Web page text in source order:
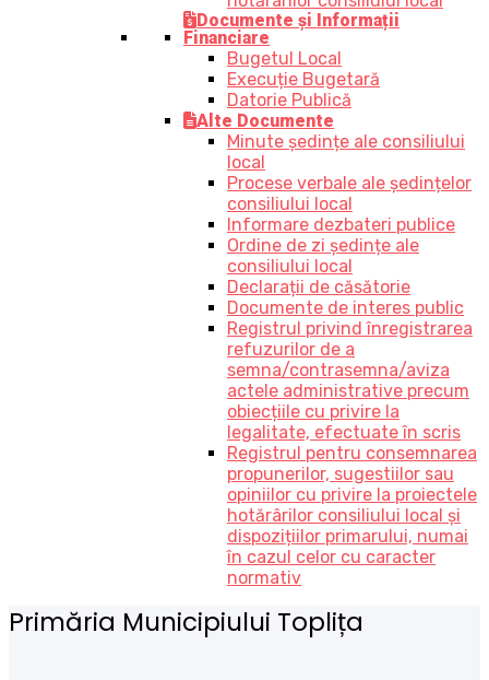
Documente și Informații
Financiare
Bugetul Local
Execuție Bugetară
Datorie Publică
Alte Documente
Minute ședințe ale consiliului
local
Procese verbale ale ședințelor
consiliului local
Informare dezbateri publice
Ordine de zi ședințe ale
consiliului local
Declarații de căsătorie
Documente de interes public
Registrul privind înregistrarea
refuzurilor de a
semna/contrasemna/aviza
actele administrative precum
obiecțiile cu privire la
legalitate, efectuate în scris
Registrul pentru consemnarea
propunerilor, sugestiilor sau
opiniilor cu privire la proiectele
hotărârilor consiliului local și
dispozițiilor primarului, numai
în cazul celor cu caracter
normativ
Primăria Municipiului Toplița